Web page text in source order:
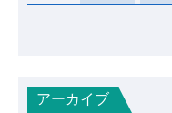
アーカイブ